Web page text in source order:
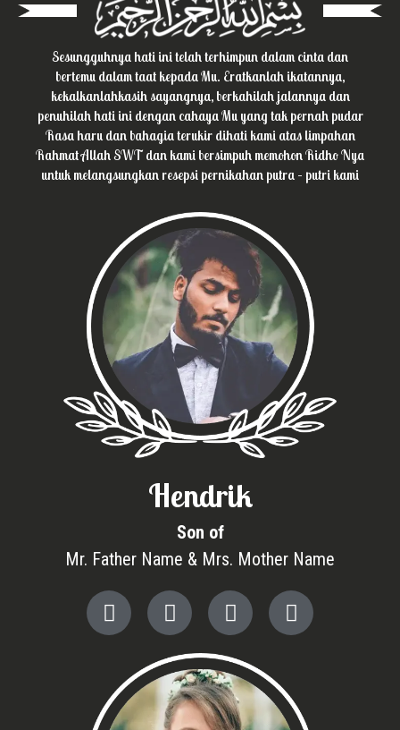
Sesungguhnya hati ini telah terhimpun dalam cinta dan
bertemu dalam taat kepada Mu. Eratkanlah ikatannya,
kekalkanlahkasih sayangnya, berkahilah jalannya dan
penuhilah hati ini dengan cahaya Mu yang tak pernah pudar
Rasa haru dan bahagia terukir dihati kami atas limpahan
Rahmat Allah SWT dan kami bersimpuh memohon Ridho Nya
untuk melangsungkan resepsi pernikahan putra – putri kami
Hendrik
Son of
Mr. Father Name & Mrs. Mother Name